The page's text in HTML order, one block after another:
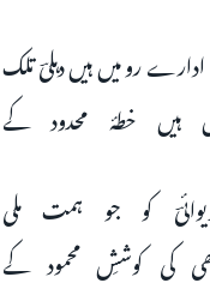
رو میں ہیں دہلیؔ تلک
ہیں خطۂ محدود کے
کو جو ہمت ملی
کی کوششِ محمود کے